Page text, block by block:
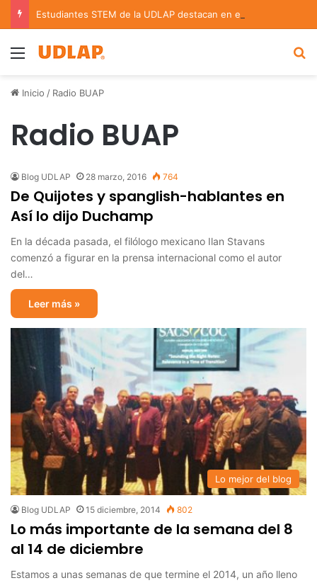
Menu
Inicio / Radio BUAP
Radio BUAP
Blog UDLAP 28 marzo, 2016 764
De Quijotes y spanglish-hablantes en
Así lo dijo Duchamp
En la década pasada, el filólogo mexicano Ilan Stavans
comenzó a figurar en la prensa internacional como el autor
del…
Leer más »
Lo mejor del blog
Blog UDLAP 15 diciembre, 2014 802
Lo más importante de la semana del 8
al 14 de diciembre
Estamos a unas semanas de que termine el 2014, un año lleno